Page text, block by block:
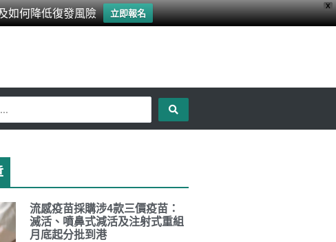
X
如何降低復發風險 立即報名
流感疫苗採購涉4款三價疫苗：
滅活、噴鼻式減活及注射式重組
月底起分批到港